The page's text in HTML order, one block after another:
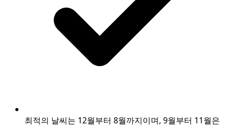
최적의 날씨는 12월부터 8월까지이며, 9월부터 11월은